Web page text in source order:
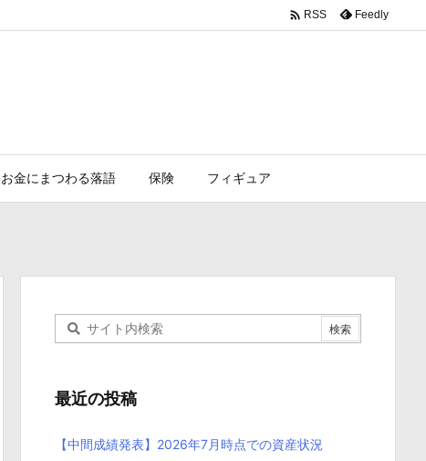
お金にまつわる落語 保険 フィギュア
 RSS Feedly
最近の投稿
【中間成績発表】2026年7月時点での資産状況